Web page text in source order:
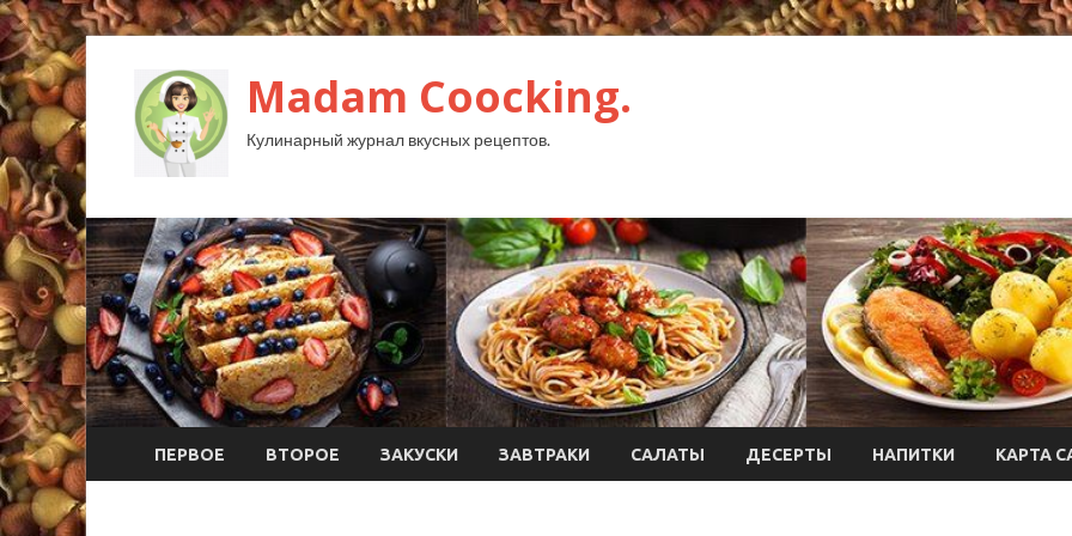
Madam Coocking.
Кулинарный журнал вкусных рецептов.
ПЕРВОЕ ВТОРОЕ ЗАКУСКИ ЗАВТРАКИ САЛАТЫ ДЕСЕРТЫ НАПИТКИ КАРТА